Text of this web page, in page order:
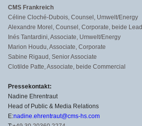
CMS Frankreich
Céline Cloché-Dubois, Counsel, Umwelt/Energy
Alexandre Morel, Counsel, Corporate, beide Lead
Inés Tantardini, Associate, Umwelt/Energy
Marion Houdu, Associate, Corporate
Sabine Rigaud, Senior Associate
Clotilde Patte, Associate, beide Commercial
Pressekontakt:
Nadine Ehrentraut
Head of Public & Media Relations
E:nadine.ehrentraut@cms-hs.com